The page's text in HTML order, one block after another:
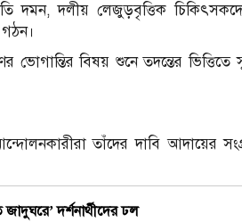
দমন, দলীয় লেজুড়বৃত্তিক
ভোগান্তির বিষয় শুনে তদন্তের ভিত্তিতে
তাঁদের দাবি আদায়ের
দর্শনার্থীদের ঢল